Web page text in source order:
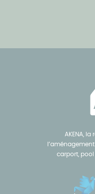
AKENA,
carport, pool